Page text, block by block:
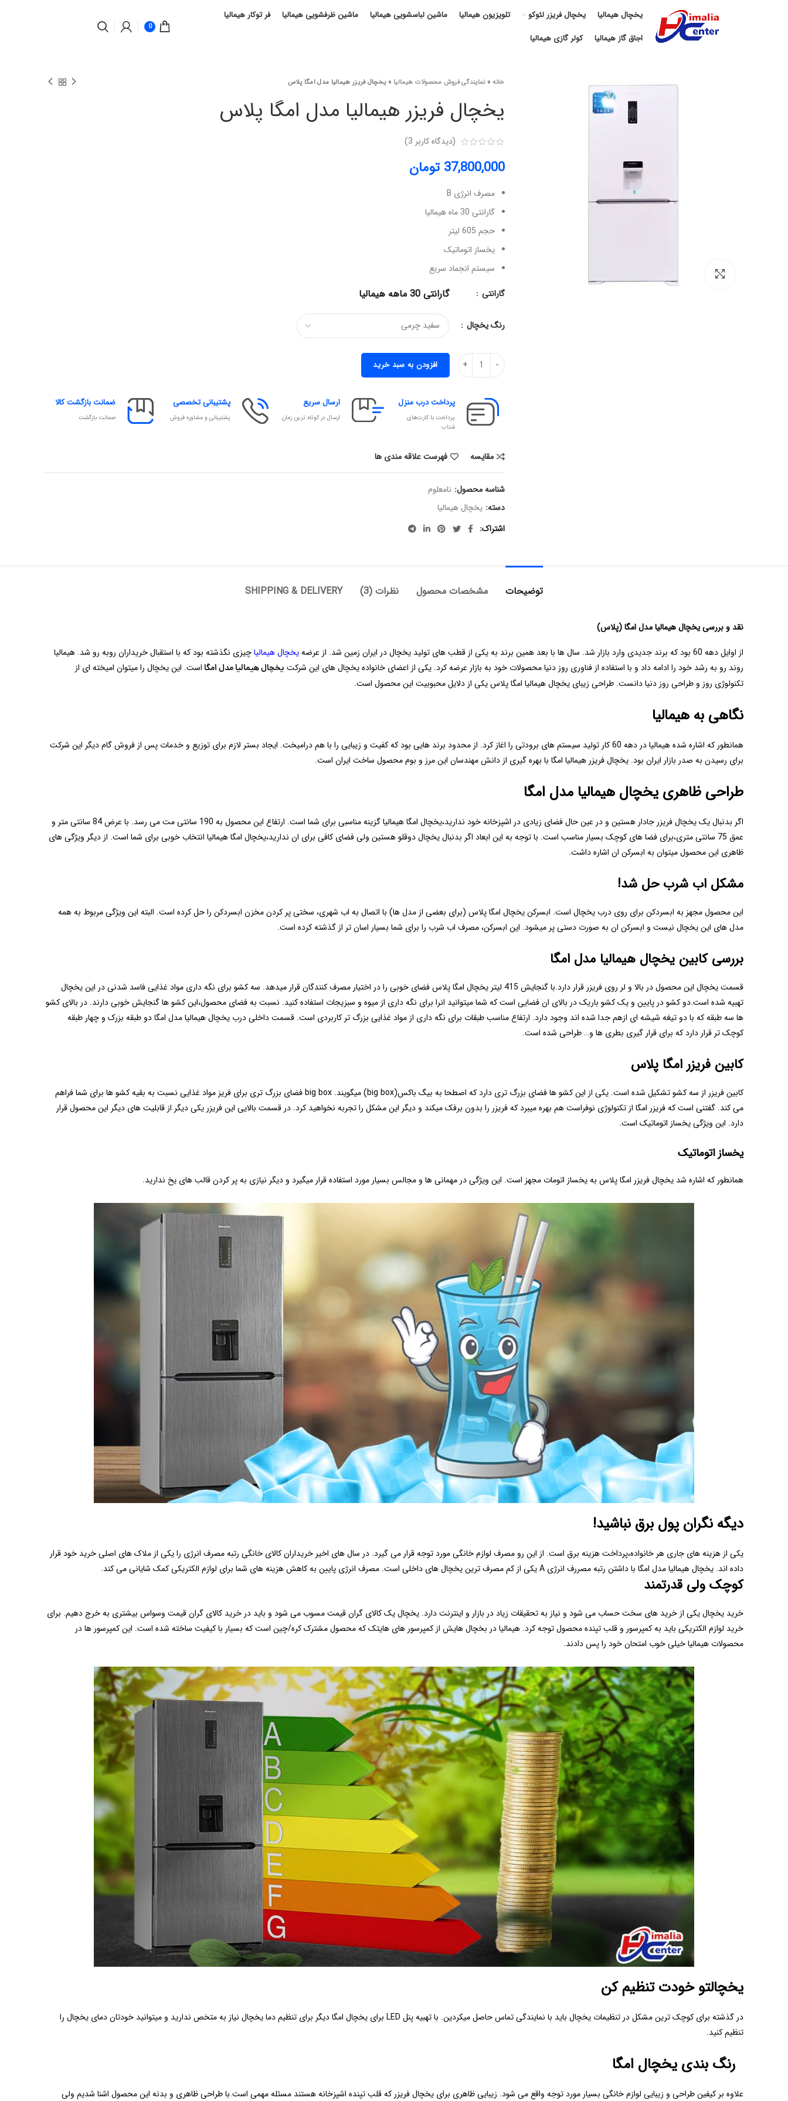
یخچال هیمالیا یخچال فریزر لئوکو تلویزیون هیمالیا ماشین لباسشویی هیمالیا ماشین ظرفشویی هیمالیا
فر توکار هیمالیا
اجاق گاز هیمالیا
کولر گازی هیمالیا
0
خانه»نمایندگی فروش محصولات هیمالیا »یخچال فریزر هیمالیا مدل امگا پلاس
یخچال فریزر هیمالیا مدل امگا پلاس
(دیدگاه کاربر 3
)
37,800,000 تومان
مصرف انرژی B
گارانتی 30 ماه هیمالیا
حجم 605 لیتر
یخساز اتوماتیک
سیستم انجماد سریع
گارانتی
گارانتی 30 ماهه هیمالیا
رنگ یخچال
افزودن به سبد خرید
پرداخت درب منزل
پرداخت با کارت‌های
شتاب
ارسال سریع
ارسال در کوتاه ترین زمان
پشتیبانی تخصصی
پشتیبانی و مشاوره فروش
ضمانت بازگشت کالا
ضمانت بازگشت
مقایسه فهرست علاقه مندی ها
شناسه محصول: نامعلوم
دسته: یخچال هیمالیا
اشتراک
توضیحات مشخصات محصول نظرات (3) SHIPPING & DELIVERY
نقد و بررسی یخچال هیمالیا مدل امگا (پلاس)
از اوایل دهه 60 بود که برند جدیدی وارد بازار شد. سال ها با بعد همین برند به یکی از قطب های تولید یخچال در ایران زمین شد. از عرضه
یخچال هیمالیاچیزی نگذشته بود که با استقبال خریداران روبه رو شد. هیمالیا
روند رو به رشد خود را ادامه داد و با استفاده از فناوری روز دنیا محصولات خود به بازار عرضه کرد. یکی از اعضای خانواده یخچال های این شرکت یخچال هیمالیا مدل امگااست. این یخچال را میتوان امیخته ای از
تکنولوژی روز و طراحی روز دنیا دانست. طراحی زیبای یخچال هیمالیا امگا پلاس یکی از دلایل محبوبیت این محصول است.
نگاهی به هیمالیا
همانطور که اشاره شده هیمالیا در دهه 60 کار تولید سیستم های برودتی را اغاز کرد. از محدود برند هایی بود که کفیت و زیبایی را با هم درامیخت. ایجاد بستر لازم برای توزیع و خدمات پس از فروش گام دیگر این شرکت
برای رسیدن به صدر بازار ایران بود. یخچال فریزر هیمالیا امگا با بهره گیری از دانش مهندسان این مرز و بوم محصول ساخت ایران است.
طراحی ظاهری یخچال هیمالیا مدل امگا
اگر بدنبال یک یخچال فریزر جادار هستین و در عین حال فضای زیادی در اشپزخانه خود ندارید،یخچال امگا هیمالیا گزینه مناسبی برای شما است. ارتفاع این محصول به 190 سانتی مت می رسد. با عرض 84 سانتی متر و
عمق 75 سانتی متری،برای فضا های کوچک بسیار مناسب است. با توجه به این ابعاد اگر بدنبال یخچال دوقلو هستین ولی فضای کافی برای ان ندارید،یخچال امگا هیمالیا انتخاب خوبی برای شما است. از دیگر ویژگی های
ظاهری این محصول میتوان به ابسرکن ان اشاره داشت.
مشکل اب شرب حل شد!
این محصول مجهز به ابسردکن برای روی درب یخچال است. ابسرکن یخچال امگا پلاس (برای بعضی از مدل ها) با اتصال به اب شهری، سختی پر کردن مخزن ابسردکن را حل کرده است. البته این ویژگی مربوط به همه
مدل های این یخچال نیست و ابسرکن ان به صورت دستی پر میشود. این ابسرکن، مصرف اب شرب را برای شما بسیار اسان تر از گذشته کرده است.
بررسی کابین یخچال هیمالیا مدل امگا
قسمت یخچال این محصول در بالا و لر روی فریزر قرار دارد.با گنجایش 415 لیتر یخچال امگا پلاس فضای خوبی را در اختیار مصرف کنندگان قرار میدهد. سه کشو برای نگه داری مواد غذایی فاسد شدنی در این یخچال
تهبیه شده است.دو کشو در پایین و یک کشو باریک در بالای ان فضایی است که شما میتوانید انرا برای نگه داری از میوه و سبزیجات استفاده کنید. نسبت به فضای محصول،این کشو ها گنجایش خوبی دارند. در بالای کشو
ها سه طبقه که با دو تیغه شیشه ای ازهم جدا شده اند وجود دارد. ارتفاع مناسب طبقات برای نگه داری از مواد غذایی بزرگ تر کاربردی است. قسمت داخلی درب یخچال هیمالیا مدل امگا دو طبقه بزرک و چهار طبقه
کوچک تر قرار دارد که برای قرار گیری بطری ها و… طراحی شده است.
کابین فریزر امگا پلاس
کابین فریزر از سه کشو تشکیل شده است. یکی از این کشو ها فضای بزرگ تری دارد که اصطحا به بیگ باکس(big box) میگویند. big box فضای بزرگ تری برای فریز مواد غذایی نسبت به بقیه کشو ها برای شما فراهم
می کند. گفتنی است که فریزر امگا از تکنولوژی نوفراست هم بهره میبرد که فریزر را بدون برفک میکند و دیگر این مشکل را تجربه نخواهید کرد. در قسمت بالایی این فریزر یکی دیگر از قابلیت های دیگر این محصول قرار
دارد. این ویژگی یخساز اتوماتیک است.
یخساز اتوماتیک
همانطور که اشاره شد یخچال فریزر امگا پلاس به یخساز اتومات مجهز است. این ویژگی در مهمانی ها و مجالس بسیار مورد استفاده قرار میگیرد و دیگر نیازی به پر کردن قالب های یخ ندارید.
دیگه نگران پول برق نباشید!
یکی از هزینه های جاری هر خانواده،پرداخت هزینه برق است. از این رو مصرف لوازم خانگی مورد توجه قرار می گیرد. در سال های اخیر خریداران کالای خانگی رتبه مصرف انرژی را یکی از ملاک های اصلی خرید خود قرار
داده اند. یخچال هیمالیا مدل امگا با داشتن رتبه مصررف انرژی A یکی از کم مصرف ترین یخچال های داخلی است. مصرف انرژی پایین به کاهش هزینه های شما برای لوازم الکتریکی کمک شایانی می کند.
‌کوچک ولی قدرتمند
خرید یخچال یکی از خرید های سخت حساب می شود و نیاز به تحقیقات زیاد در بازار و اینترنت دارد. یخچال یک کالای گران قیمت مسوب می شود و باید در خرید کالای گران قیمت وسواس بیشتری به خرج دهیم. برای
خرید لوازم الکتریکی باید به کمپرسور و قلب تپنده محصول توجه کرد. هیمالیا در بخچال هایش از کمپرسور های هایتک که محصول مشترک کره/چین است که بسیار با کیفیت ساخته شده است. این کمپرسور ها در
محصولات هیمالیا خیلی خوب امتحان خود را پس دادند.
یخچالتو خودت تنظیم کن
در گذشته برای کوچک ترین مشکل در تنظیمات یخچال باید با نمایندگی تماس حاصل میکردین. با تهبیه پنل LED برای یخچال امگا دیگر برای تنظیم دما یخچال نیاز به متخص ندارید و میتوانید خودتان دمای یخچال را
تنظیم کنید.
رنگ بندی یخچال امگا
علاوه بر کیفین طراحی و زیبایی لوازم خانگی بسیار مورد توجه واقع می شود. زیبایی ظاهری برای یخچال فریزر که قلب تپنده اشپزخانه هستند مسئله مهمی است.با طراحی ظاهری و بدنه این محصول اشنا شدیم ولی